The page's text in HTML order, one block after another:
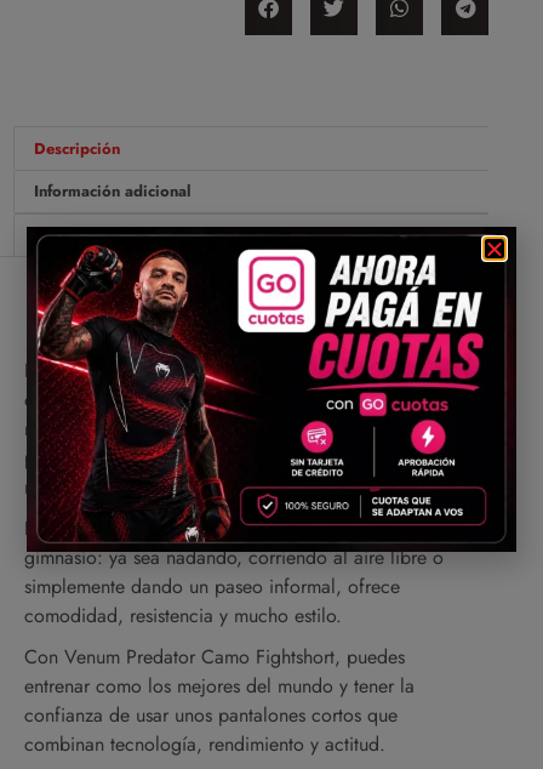
Descripción
Información adicional
Valoraciones (0)
Descripción
Desarrollado con materiales de altísima calidad,
ofrece máxima durabilidad sin sacrificar ligereza ni
movilidad, garantizando total libertad para ejecutar
patadas, transiciones, derribos o cualquier
movimiento explosivo.
Este Fightshort también te acompaña fuera del
gimnasio: ya sea nadando, corriendo al aire libre o
simplemente dando un paseo informal, ofrece
comodidad, resistencia y mucho estilo.
Con Venum Predator Camo Fightshort, puedes
entrenar como los mejores del mundo y tener la
confianza de usar unos pantalones cortos que
combinan tecnología, rendimiento y actitud.